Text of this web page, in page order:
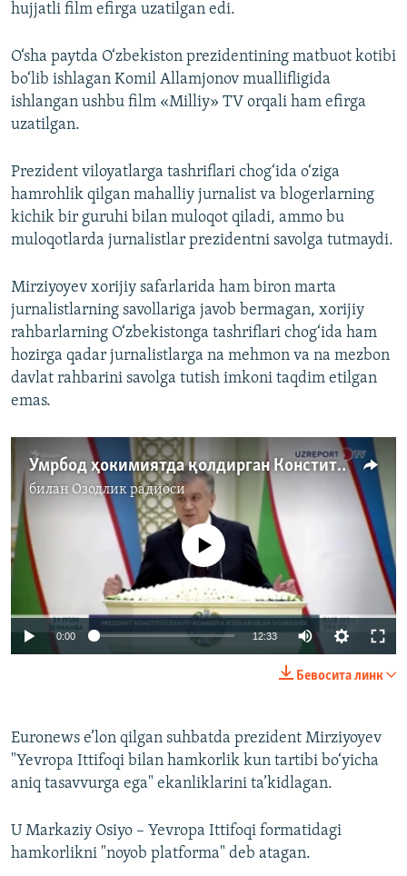
hujjatli film efirga uzatilgan edi.
O‘sha paytda O‘zbekiston prezidentining matbuot kotibi
bo‘lib ishlagan Komil Allamjonov muallifligida
ishlangan ushbu film «Milliy» TV orqali ham efirga
uzatilgan.
Prezident viloyatlarga tashriflari chog‘ida o‘ziga
hamrohlik qilgan mahalliy jurnalist va blogerlarning
kichik bir guruhi bilan muloqot qiladi, ammo bu
muloqotlarda jurnalistlar prezidentni savolga tutmaydi.
Mirziyoyev xorijiy safarlarida ham biron marta
jurnalistlarning savollariga javob bermagan, xorijiy
rahbarlarning O‘zbekistonga tashriflari chog‘ida ham
hozirga qadar jurnalistlarga na mehmon va na mezbon
davlat rahbarini savolga tutish imkoni taqdim etilgan
emas.
Умрбод ҳокимиятда қолдирган Конституция
билан Озодлик радиоси
720p 1080p
Айни дамда медиа-манба мавжуд эмас
0:00 12:33 Auto
720p
1080p
Бевосита линк
Euronews e’lon qilgan suhbatda prezident Mirziyoyev
"Yevropa Ittifoqi bilan hamkorlik kun tartibi bo‘yicha
aniq tasavvurga ega" ekanliklarini ta’kidlagan.
U Markaziy Osiyo – Yevropa Ittifoqi formatidagi
hamkorlikni "noyob platforma" deb atagan.